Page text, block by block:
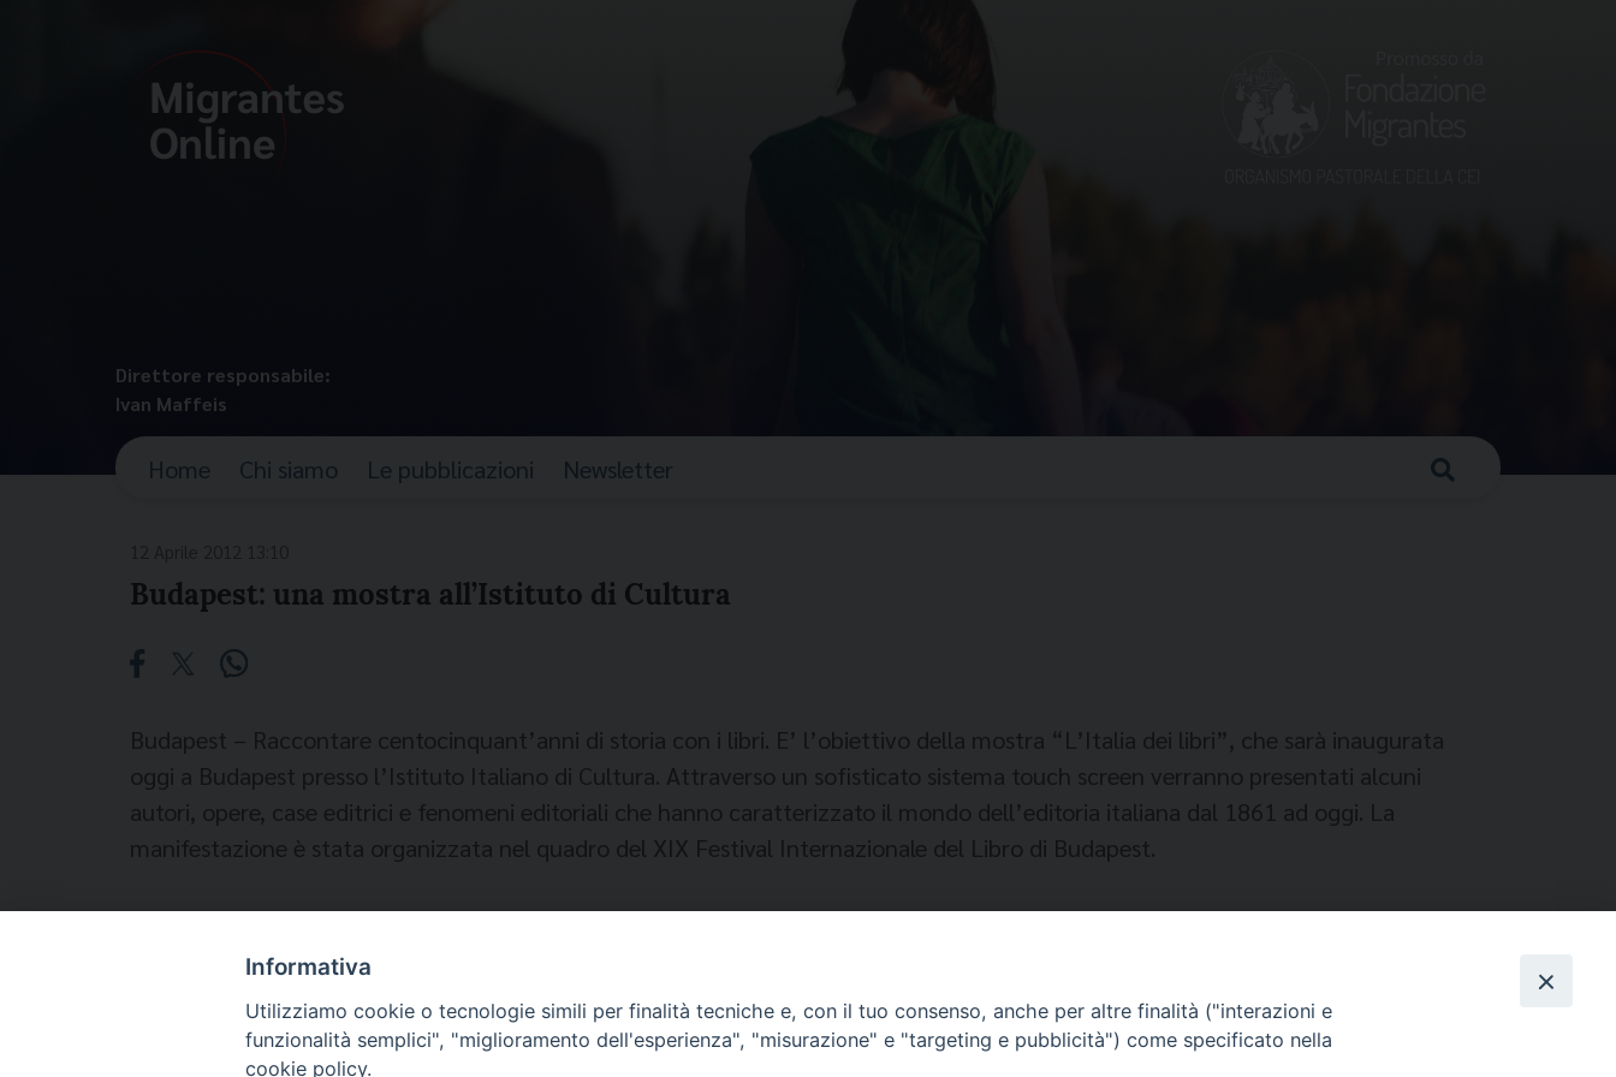
Direttore responsabile:
Ivan Maffeis
Home Chi siamo Le pubblicazioni Newsletter
Budapest: una mostra all’Istituto di Cultura
Budapest – Raccontare centocinquant’anni di storia con i libri. E’ l’obiettivo della mostra “L’Italia dei libri”, che sarà inaugurata
oggi a Budapest presso l’Istituto Italiano di Cultura. Attraverso un sofisticato sistema touch screen verranno presentati alcuni
autori, opere, case editrici e fenomeni editoriali che hanno caratterizzato il mondo dell’editoria italiana dal 1861 ad oggi. La
manifestazione è stata organizzata nel quadro del XIX Festival Internazionale del Libro di Budapest.
Informativa
Utilizziamo cookie o tecnologie simili per finalità tecniche e, con il tuo consenso, anche per altre finalità ("interazioni e
funzionalità semplici", "miglioramento dell'esperienza", "misurazione" e "targeting e pubblicità") come specificato nella
cookie policy.